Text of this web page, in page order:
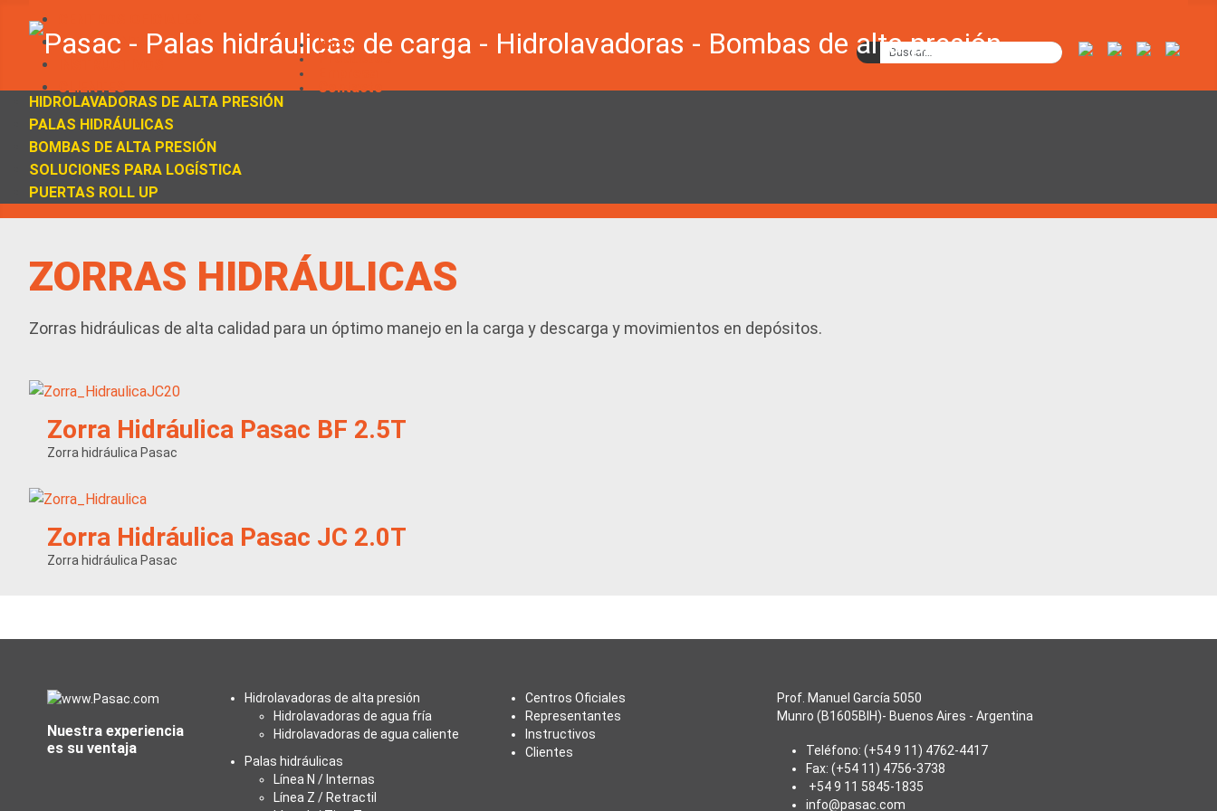
REPRESENTANTES
CLIENTES
Inicio
Productos
Contacto
Buscar
HIDROLAVADORAS DE ALTA PRESIÓN
PALAS HIDRÁULICAS
BOMBAS DE ALTA PRESIÓN
SOLUCIONES PARA LOGÍSTICA
PUERTAS ROLL UP
ZORRAS HIDRÁULICAS
Zorras hidráulicas de alta calidad para un óptimo manejo en la carga y descarga y movimientos en depósitos.
Zorra Hidráulica Pasac BF 2.5T
Zorra hidráulica Pasac
Zorra Hidráulica Pasac JC 2.0T
Zorra hidráulica Pasac
Nuestra experiencia
es su ventaja
Hidrolavadoras de alta presión
Hidrolavadoras de agua fría
Hidrolavadoras de agua caliente
Palas hidráulicas
Línea N / Internas
Línea Z / Retractil
Centros Oficiales
Representantes
Instructivos
Clientes
Prof. Manuel García 5050
Munro (B1605BIH)- Buenos Aires - Argentina
Teléfono: (+54 9 11) 4762-4417
Fax: (+54 11) 4756-3738
+54 9 11 5845-1835
info@pasac.com